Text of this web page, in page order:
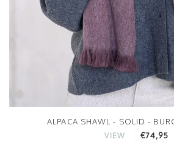
ALPACA SHAWL - SOLID -
VIEW €74,95